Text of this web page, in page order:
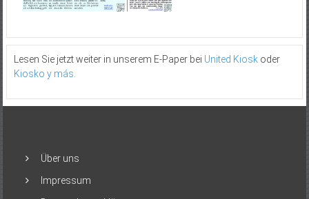
Lesen Sie jetzt weiter in unserem E-Paper bei United Kioskoder
Kiosko y más
Über uns
Impressum